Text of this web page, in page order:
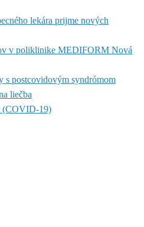
lekára prijme nových
v poliklinike MEDIFORM Nová
s postcovidovým syndrómom
liečba
(COVID-19)